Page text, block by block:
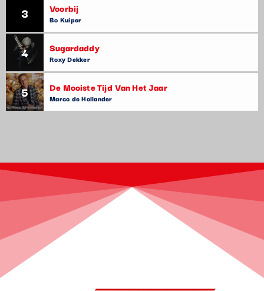
3 Voorbij
Bo Kuiper
4 Sugardaddy
Roxy Dekker
5 De Mooiste Tijd Van Het Jaar
Marco de Hollander